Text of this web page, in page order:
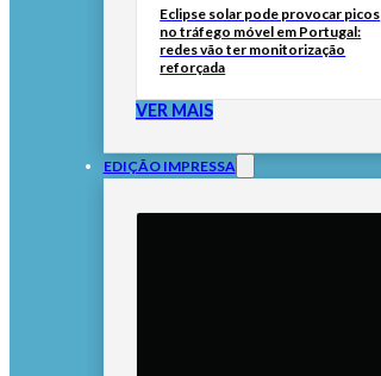
Eclipse solar pode provocar picos
no tráfego móvel em Portugal:
redes vão ter monitorização
reforçada
VER MAIS
EDIÇÃO IMPRESSA